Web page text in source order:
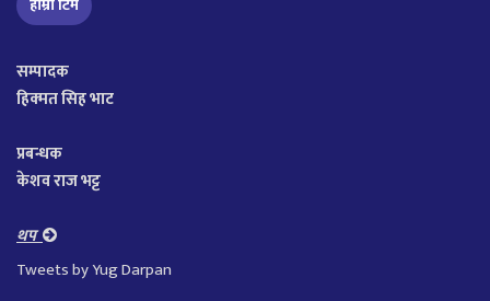
सम्पादक
हिक्मत सिह भाट
प्रबन्धक
केशव राज भट्ट
थप
Tweets by Yug Darpan